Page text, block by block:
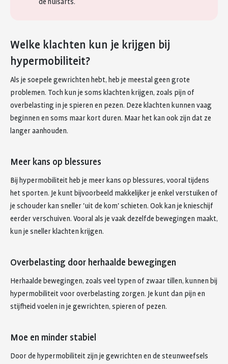
Welke klachten kun je krijgen bij
hypermobiliteit?
Als je soepele gewrichten hebt, heb je meestal geen grote
problemen. Toch kun je soms klachten krijgen, zoals pijn of
overbelasting in je spieren en pezen. Deze klachten kunnen vaag
beginnen en soms maar kort duren. Maar het kan ook zijn dat ze
langer aanhouden.
Meer kans op blessures
Bij hypermobiliteit heb je meer kans op blessures, vooral tijdens
het sporten. Je kunt bijvoorbeeld makkelijker je enkel verstuiken of
je schouder kan sneller 'uit de kom' schieten. Ook kan je knieschijf
eerder verschuiven. Vooral als je vaak dezelfde bewegingen maakt,
kun je sneller klachten krijgen.
Overbelasting door herhaalde bewegingen
Herhaalde bewegingen, zoals veel typen of zwaar tillen, kunnen bij
hypermobiliteit voor overbelasting zorgen. Je kunt dan pijn en
stijfheid voelen in je gewrichten, spieren of pezen.
Moe en minder stabiel
Door de hypermobiliteit zijn je gewrichten en de steunweefsels